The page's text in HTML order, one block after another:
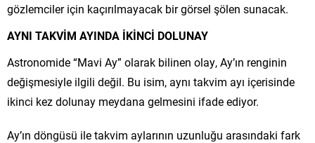
gözlemciler için kaçırılmayacak bir görsel şölen sunacak.
AYNI TAKVİM AYINDA İKİNCİ DOLUNAY
Astronomide “Mavi Ay” olarak bilinen olay, Ay’ın renginin
değişmesiyle ilgili değil. Bu isim, aynı takvim ayı içerisinde
ikinci kez dolunay meydana gelmesini ifade ediyor.
Ay’ın döngüsü ile takvim aylarının uzunluğu arasındaki fark